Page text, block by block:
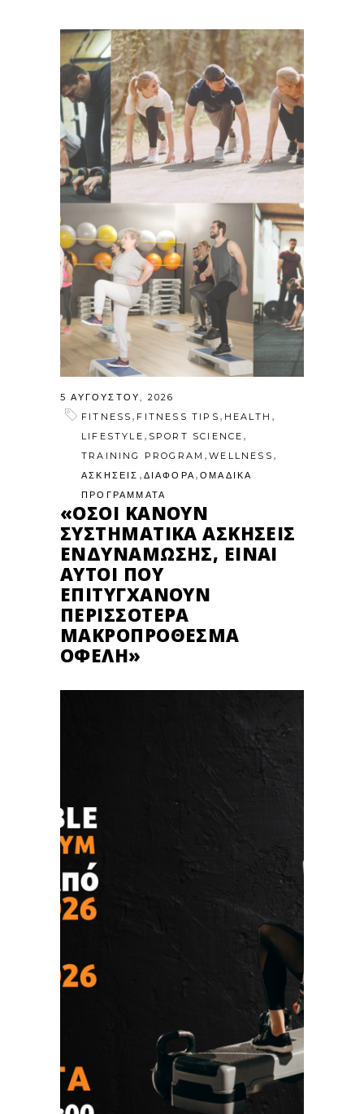
5 ΑΥΓΟΎΣΤΟΥ, 2026
FITNESS
FITNESS TIPS HEALTH
LIFESTYLE SPORT SCIENCE
TRAINING PROGRAM ,WELLNESS
ΑΣΚΗΣΕΙΣ ΔΙΑΦΟΡΑ ,ΟΜΑΔΙΚΑ
ΠΡΟΓΡΑΜΜΑΤΑ
«ΌΣΟΙ ΚΆΝΟΥΝ
ΣΥΣΤΗΜΑΤΙΚΆ ΑΣΚΉΣΕΙΣ
ΕΝΔΥΝΆΜΩΣΗΣ, ΕΊΝΑΙ
ΑΥΤΟΊ ΠΟΥ
ΕΠΙΤΥΓΧΆΝΟΥΝ
ΠΕΡΙΣΣΌΤΕΡΑ
ΜΑΚΡΟΠΡΌΘΕΣΜΑ
ΟΦΈΛΗ»